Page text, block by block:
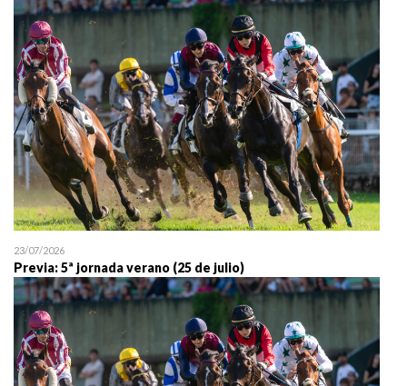
23/07/2026
Previa: 5ª jornada verano (25 de julio)